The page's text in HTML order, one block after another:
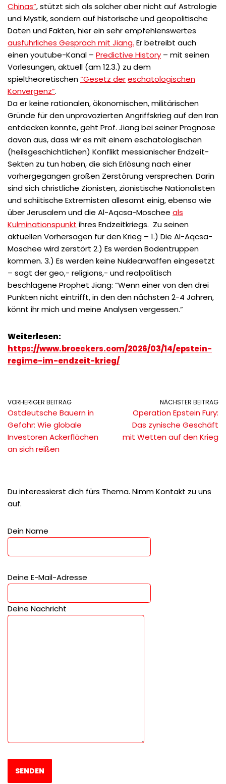
Chinas”, stützt sich als solcher aber nicht auf Astrologie
und Mystik, sondern auf historische und geopolitische
Daten und Fakten, hier ein sehr empfehlenswertes
ausführliches Gespräch mit Jiang. Er betreibt auch
einen youtube-Kanal – Predictive History – mit seinen
Vorlesungen, aktuell (am 12.3.) zu dem
spieltheoretischen“Gesetz dereschatologischen
Konvergenz”.
Da er keine rationalen, ökonomischen, militärischen
Gründe für den unprovozierten Angriffskrieg auf den Iran
entdecken konnte, geht Prof. Jiang bei seiner Prognose
davon aus, dass wir es mit einem eschatologischen
(heilsgeschichtlichen) Konflikt messianischer Endzeit-
Sekten zu tun haben, die sich Erlösung nach einer
vorhergegangen großen Zerstörung versprechen. Darin
sind sich christliche Zionisten, zionistische Nationalisten
und schiitische Extremisten allesamt einig, ebenso wie
über Jerusalem und die Al-Aqcsa-Moschee als
Kulminationspunkt ihres Endzeitkriegs. Zu seinen
aktuellen Vorhersagen für den Krieg – 1.) Die Al-Aqcsa-
Moschee wird zerstört 2.) Es werden Bodentruppen
kommen. 3.) Es werden keine Nuklearwaffen eingesetzt
– sagt der geo,- religions,- und realpolitisch
beschlagene Prophet Jiang: “Wenn einer von den drei
Punkten nicht eintrifft, in den den nächsten 2-4 Jahren,
könnt ihr mich und meine Analysen vergessen.”
Weiterlesen:
https://www.broeckers.com/2026/03/14/epstein-
regime-im-endzeit-krieg/
VORHERIGER BEITRAG
Ostdeutsche Bauern in
Gefahr: Wie globale
Investoren Ackerflächen
an sich reißen
NÄCHSTER BEITRAG
Operation Epstein Fury:
Das zynische Geschäft
mit Wetten auf den Krieg
Du interessierst dich fürs Thema. Nimm Kontakt zu uns
auf.
Dein Name
Deine E-Mail-Adresse
Deine Nachricht